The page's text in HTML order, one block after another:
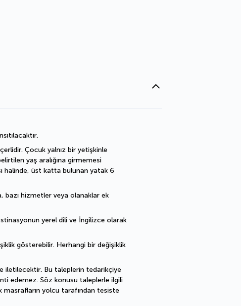
Çocuk yalnız bir yetişkinle
yaş aralığına girmemesi
halinde, üst katta bulunan yatak 6
bazı hizmetler veya olanaklar ek
yerel dili ve İngilizce olarak
gösterebilir. Herhangi bir değişiklik
iletilecektir. Bu taleplerin tedarikçiye
edemez. Söz konusu taleplerle ilgili
masrafların yolcu tarafından tesiste